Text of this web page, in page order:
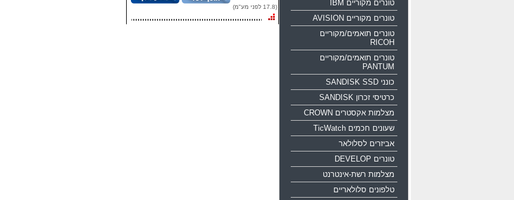
(17.8 לפני מע"מ)
טונרים מקוריים IBM
טונרים מקוריים AVISION
טונרים תואמים/מקוריים
RICOH
טונרים תואמים/מקוריים
PANTUM
כונני SANDISK SSD
כרטיסי זכרון SANDISK
מצלמות אקסטרים CROWN
שעונים חכמים TicWatch
אביזרים לסלולאר
טונרים DEVELOP
מצלמות רשת-אינטרנט
טלפונים סלולאריים